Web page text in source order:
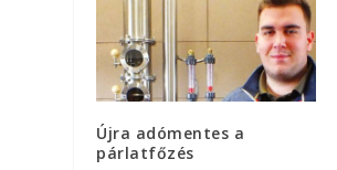
Újra adómentes a
párlatfőzés